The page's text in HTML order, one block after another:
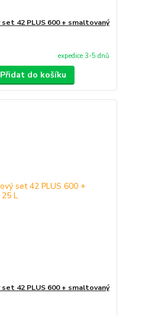
42 PLUS 600 + smaltovaný
expedice 3-5 dnů
Přidat do košíku
42 PLUS 600 + smaltovaný